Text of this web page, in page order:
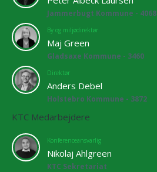
Jammerbugt Kommune - 4068
By og miljødirektør
Maj Green
Gladsaxe Kommune - 3460
Direktør
Anders Debel
Holstebro Kommune - 3872
KTC Medarbejdere
Konferenceansvarlig
Nikolaj Ahlgreen
KTC Sekretariat